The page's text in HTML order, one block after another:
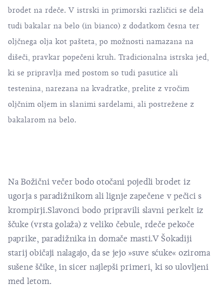
brodet na rdeče. V istrski in primorski različici se dela
tudi bakalar na belo (in bianco) z dodatkom česna ter
oljčnega olja kot pašteta, po možnosti namazana na
dišeči, pravkar popečeni kruh. Tradicionalna istrska jed,
ki se pripravlja med postom so tudi pasutice ali
testenina, narezana na kvadratke, prelite z vročim
oljčnim oljem in slanimi sardelami, ali postrežene z
bakalarom na belo.
Na Božični večer bodo otočani pojedli brodet iz
ugorja s paradižnikom ali lignje zapečene v pečici s
krompirji.Slavonci bodo pripravili slavni perkelt iz
ščuke (vrsta golaža) z veliko čebule, rdeče pekoče
paprike, paradižnika in domače masti.V Šokadiji
starij običaji nalagajo, da se jejo »suve sćuke« oziroma
sušene ščike, in sicer najlepši primeri, ki so ulovljeni
med letom.